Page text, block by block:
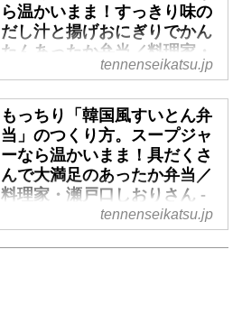
ら温かいまま！すっきり味の
だし汁と揚げおにぎりでかん
たんあったか弁当／料理家・
瀬戸口しおりさん - 天然生活
（『天然生活』2020年4月号掲
載）
tennenseikatsu.jp
もっちり「韓国風すいとん弁
当」のつくり方。スープジャ
ーなら温かいまま！具だくさ
んで大満足のあったか弁当／
料理家・瀬戸口しおりさん -
tennenseikatsu.jp